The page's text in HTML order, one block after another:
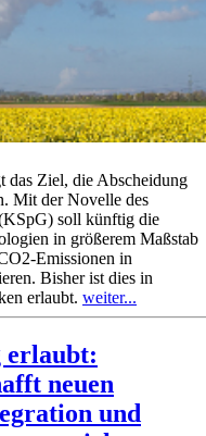
das Ziel, die Abscheidung
Mit der Novelle des
soll künftig die
in größerem Maßstab
Emissionen in
Bisher ist dies in
erlaubt. weiter...
erlaubt:
neuen
und